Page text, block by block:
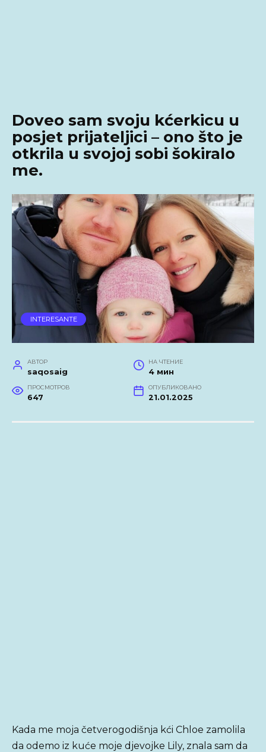
Doveo sam svoju kćerkicu u
posjet prijateljici – ono što je
otkrila u svojoj sobi šokiralo
me.
INTERESANTE
АВТОР
saqosaig
НА ЧТЕНИЕ
4 мин
ПРОСМОТРОВ
647
ОПУБЛИКОВАНО
21.01.2025
Kada me moja četverogodišnja kći Chloe zamolila
da odemo iz kuće moje djevojke Lily, znala sam da